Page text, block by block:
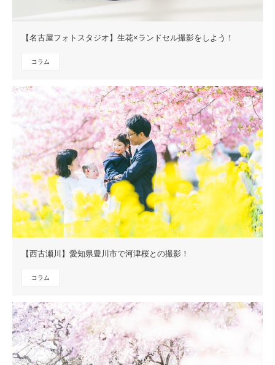
【名古屋フォトスタジオ】生花×ランドセル撮影をしよう！
コラム
【西古瀬川】愛知県豊川市で河津桜との撮影！
コラム